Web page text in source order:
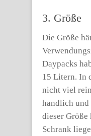
3. Größe
Die Größe
Daypacks
15 Litern. In
nicht viel
handlich und
dieser Größe
Schrank